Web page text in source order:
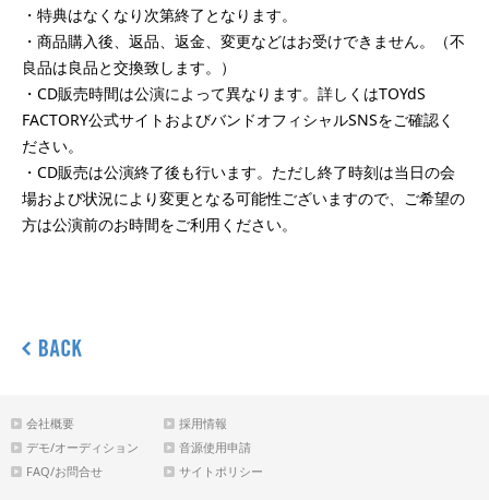
・特典はなくなり次第終了となります。
・商品購入後、返品、返金、変更などはお受けできません。（不
良品は良品と交換致します。）
・CD販売時間は公演によって異なります。詳しくはTOYdS
FACTORY公式サイトおよびバンドオフィシャルSNSをご確認く
ださい。
・CD販売は公演終了後も行います。ただし終了時刻は当日の会
場および状況により変更となる可能性ございますので、ご希望の
方は公演前のお時間をご利用ください。
会社概要
採用情報
デモ/オーディション
音源使用申請
FAQ/お問合せ
サイトポリシー